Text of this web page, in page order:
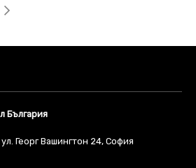
България
Георг Вашингтон 24, София